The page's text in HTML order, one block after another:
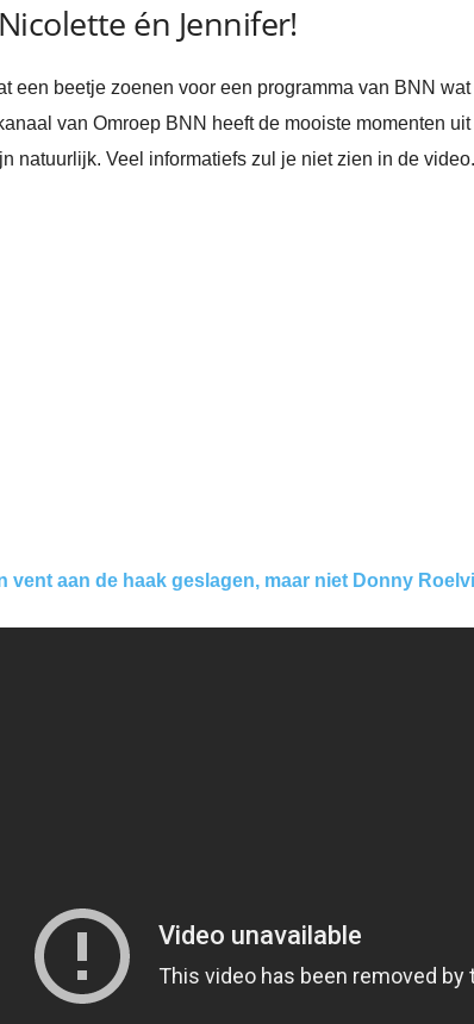
én Jennifer!
een beetje zoenen voor een programma van BNN
van Omroep BNN heeft de mooiste momenten
natuurlijk. Veel informatiefs zul je niet zien in de
vent aan de haak geslagen, maar niet Donny